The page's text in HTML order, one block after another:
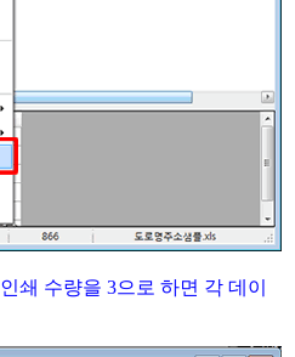
인쇄 수량을 3으로 하면 각 데이